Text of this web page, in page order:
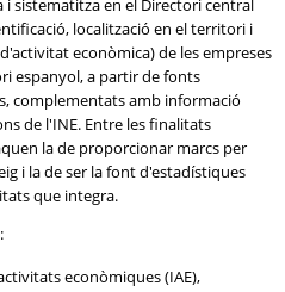
sistematitza en el Directori central
localització en el territori i
econòmica) de les empreses
espanyol, a partir de fonts
complementats amb informació
de l'INE. Entre les finalitats
la de proporcionar marcs per
i la de ser la font d'estadístiques
que integra.
econòmiques (IAE),